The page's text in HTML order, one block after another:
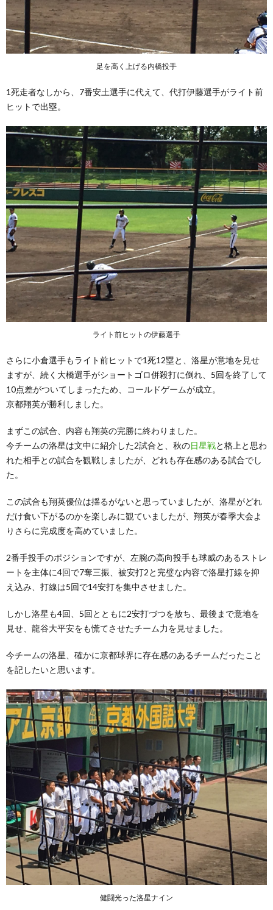
足を高く上げる内橋投手
1死走者なしから、7番安土選手に代えて、代打伊藤選手がライト前
ヒットで出塁。
ライト前ヒットの伊藤選手
さらに小倉選手もライト前ヒットで1死12塁と、洛星が意地を見せ
ますが、続く大橋選手がショートゴロ併殺打に倒れ、5回を終了して
10点差がついてしまったため、コールドゲームが成立。
京都翔英が勝利しました。
まずこの試合、内容も翔英の完勝に終わりました。
今チームの洛星は文中に紹介した2試合と、秋の日星戦と格上と思わ
れた相手との試合を観戦しましたが、どれも存在感のある試合でし
た。
この試合も翔英優位は揺るがないと思っていましたが、洛星がどれ
だけ食い下がるのかを楽しみに観ていましたが、翔英が春季大会よ
りさらに完成度を高めていました。
2番手投手のポジションですが、左腕の高向投手も球威のあるストレ
ートを主体に4回で7奪三振、被安打2と完璧な内容で洛星打線を抑
え込み、打線は5回で14安打を集中させました。
しかし洛星も4回、5回とともに2安打づつを放ち、最後まで意地を
見せ、龍谷大平安をも慌てさせたチーム力を見せました。
今チームの洛星、確かに京都球界に存在感のあるチームだったこと
を記したいと思います。
健闘光った洛星ナイン